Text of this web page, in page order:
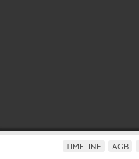
TIMELINE AGB